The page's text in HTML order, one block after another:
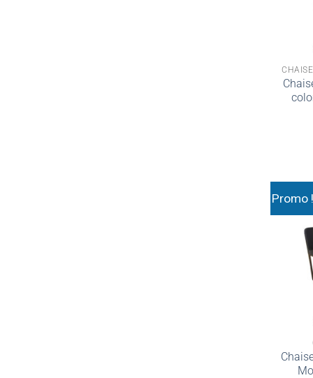
Promo !